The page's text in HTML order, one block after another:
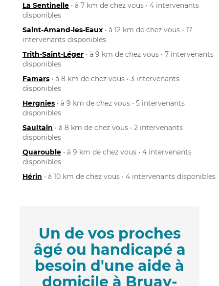
La Sentinelle • à 7 km de chez vous • 4 intervenants
disponibles
Saint-Amand-les-Eaux • à 12 km de chez vous • 17
intervenants disponibles
Trith-Saint-Léger • à 9 km de chez vous • 7 intervenants
disponibles
Famars • à 8 km de chez vous • 3 intervenants
disponibles
Hergnies • à 9 km de chez vous • 5 intervenants
disponibles
Saultain • à 8 km de chez vous • 2 intervenants
disponibles
Quarouble • à 9 km de chez vous • 4 intervenants
disponibles
Hérin • à 10 km de chez vous • 4 intervenants disponibles
Un de vos proches
âgé ou handicapé a
besoin d'une aide à
domicile à Bruay-